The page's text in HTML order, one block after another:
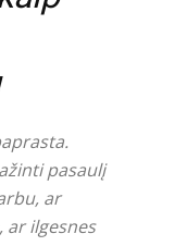
pasaulį
ar
ar ilgesnes